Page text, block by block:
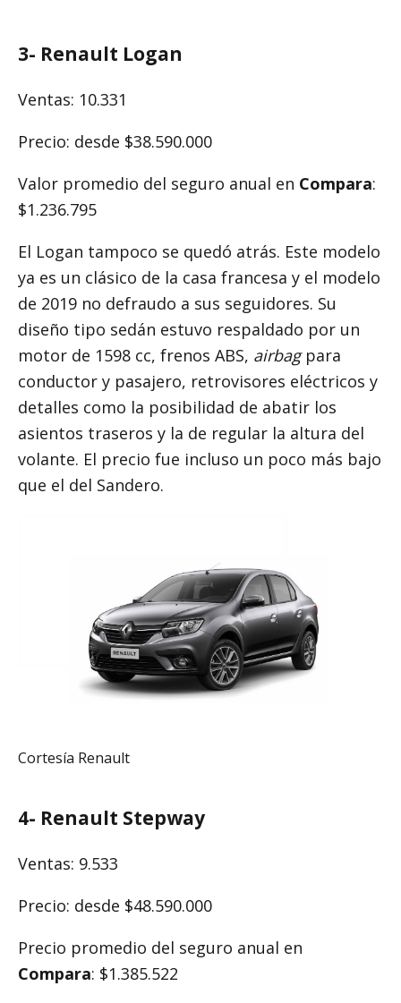
3- Renault Logan
Ventas: 10.331
Precio: desde $38.590.000
Valor promedio del seguro anual en Compara:
$1.236.795
El Logan tampoco se quedó atrás. Este modelo
ya es un clásico de la casa francesa y el modelo
de 2019 no defraudo a sus seguidores. Su
diseño tipo sedán estuvo respaldado por un
motor de 1598 cc, frenos ABS, airbagpara
conductor y pasajero, retrovisores eléctricos y
detalles como la posibilidad de abatir los
asientos traseros y la de regular la altura del
volante. El precio fue incluso un poco más bajo
que el del Sandero.
Cortesía Renault
4- Renault Stepway
Ventas: 9.533
Precio: desde $48.590.000
Precio promedio del seguro anual en
Compara: $1.385.522